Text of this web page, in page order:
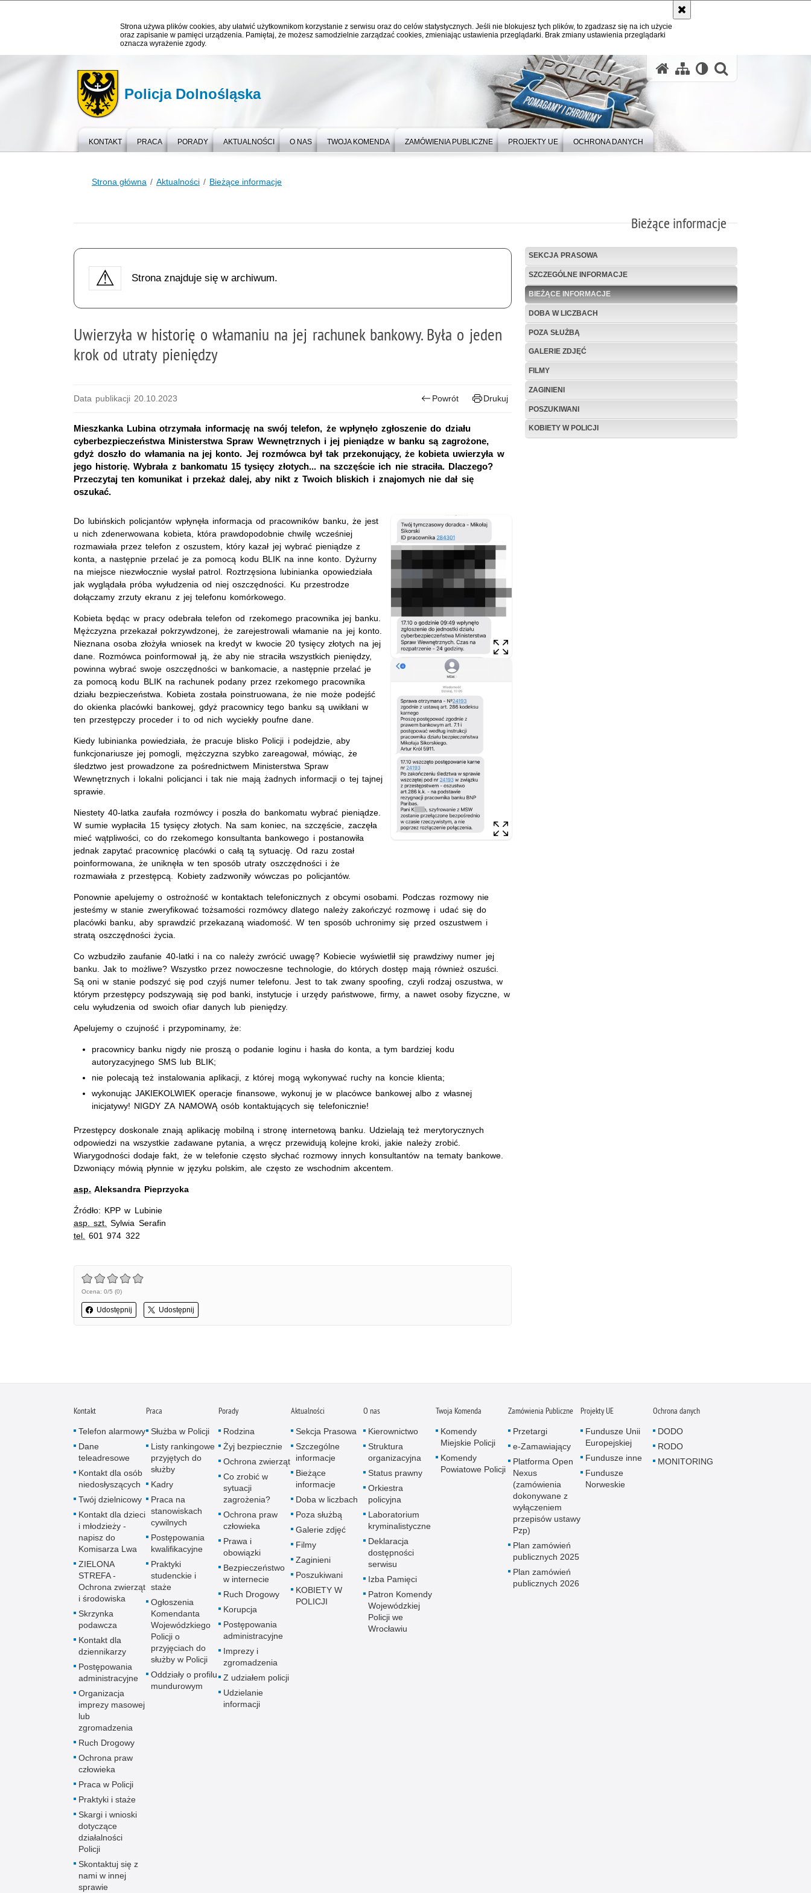
Strona używa plików cookies, aby ułatwić użytkownikom korzystanie z serwisu oraz do celów statystycznych. Jeśli nie blokujesz tych plików, to zgadzasz się na ich użycie
oraz zapisanie w pamięci urządzenia. Pamiętaj, że możesz samodzielnie zarządzać cookies, zmieniając ustawienia przeglądarki. Brak zmiany ustawienia przeglądarki
oznacza wyrażenie zgody.
Policja Dolnośląska
KONTAKT PRACA PORADY AKTUALNOŚCI O NAS TWOJA KOMENDA ZAMÓWIENIA PUBLICZNE PROJEKTY UE OCHRONA DANYCH
Strona główna Aktualności Bieżące informacje
Bieżące informacje
Strona znajduje się w archiwum.
Uwierzyła w historię o włamaniu na jej rachunek bankowy. Była o jeden
krok od utraty pieniędzy
Data publikacji 20.10.2023 Powrót Drukuj
Mieszkanka Lubina otrzymała informację na swój telefon, że wpłynęło zgłoszenie do działu
cyberbezpieczeństwa Ministerstwa Spraw Wewnętrznych i jej pieniądze w banku są zagrożone,
gdyż doszło do włamania na jej konto. Jej rozmówca był tak przekonujący, że kobieta uwierzyła w
jego historię. Wybrała z bankomatu 15 tysięcy złotych... na szczęście ich nie straciła. Dlaczego?
Przeczytaj ten komunikat i przekaż dalej, aby nikt z Twoich bliskich i znajomych nie dał się
oszukać.
Do lubińskich policjantów wpłynęła informacja od pracowników banku, że jest
u nich zdenerwowana kobieta, która prawdopodobnie chwilę wcześniej
rozmawiała przez telefon z oszustem, który kazał jej wybrać pieniądze z
konta, a następnie przelać je za pomocą kodu BLIK na inne konto. Dyżurny
na miejsce niezwłocznie wysłał patrol. Roztrzęsiona lubinianka opowiedziała
jak wyglądała próba wyłudzenia od niej oszczędności. Ku przestrodze
dołączamy zrzuty ekranu z jej telefonu komórkowego.
Kobieta będąc w pracy odebrała telefon od rzekomego pracownika jej banku.
Mężczyzna przekazał pokrzywdzonej, że zarejestrowali włamanie na jej konto.
Nieznana osoba złożyła wniosek na kredyt w kwocie 20 tysięcy złotych na jej
dane. Rozmówca poinformował ją, że aby nie straciła wszystkich pieniędzy,
powinna wybrać swoje oszczędności w bankomacie, a następnie przelać je
za pomocą kodu BLIK na rachunek podany przez rzekomego pracownika
działu bezpieczeństwa. Kobieta została poinstruowana, że nie może podejść
do okienka placówki bankowej, gdyż pracownicy tego banku są uwikłani w
ten przestępczy proceder i to od nich wyciekły poufne dane.
Kiedy lubinianka powiedziała, że pracuje blisko Policji i podejdzie, aby
funkcjonariusze jej pomogli, mężczyzna szybko zareagował, mówiąc, że
śledztwo jest prowadzone za pośrednictwem Ministerstwa Spraw
Wewnętrznych i lokalni policjanci i tak nie mają żadnych informacji o tej tajnej
sprawie.
Niestety 40-latka zaufała rozmówcy i poszła do bankomatu wybrać pieniądze.
W sumie wypłaciła 15 tysięcy złotych. Na sam koniec, na szczęście, zaczęła
mieć wątpliwości, co do rzekomego konsultanta bankowego i postanowiła
jednak zapytać pracownicę placówki o całą tą sytuację. Od razu został
poinformowana, że uniknęła w ten sposób utraty oszczędności i że
rozmawiała z przestępcą. Kobiety zadzwoniły wówczas po policjantów.
Ponownie apelujemy o ostrożność w kontaktach telefonicznych z obcymi osobami. Podczas rozmowy nie
jesteśmy w stanie zweryfikować tożsamości rozmówcy dlatego należy zakończyć rozmowę i udać się do
placówki banku, aby sprawdzić przekazaną wiadomość. W ten sposób uchronimy się przed oszustwem i
stratą oszczędności życia.
Co wzbudziło zaufanie 40-latki i na co należy zwrócić uwagę? Kobiecie wyświetlił się prawdziwy numer jej
banku. Jak to możliwe? Wszystko przez nowoczesne technologie, do których dostęp mają również oszuści.
Są oni w stanie podszyć się pod czyjś numer telefonu. Jest to tak zwany spoofing, czyli rodzaj oszustwa, w
którym przestępcy podszywają się pod banki, instytucje i urzędy państwowe, firmy, a nawet osoby fizyczne, w
celu wyłudzenia od swoich ofiar danych lub pieniędzy.
Apelujemy o czujność i przypominamy, że:
pracownicy banku nigdy nie proszą o podanie loginu i hasła do konta, a tym bardziej kodu
autoryzacyjnego SMS lub BLIK;
nie polecają też instalowania aplikacji, z której mogą wykonywać ruchy na koncie klienta;
wykonując JAKIEKOLWIEK operacje finansowe, wykonuj je w placówce bankowej albo z własnej
inicjatywy! NIGDY ZA NAMOWĄ osób kontaktujących się telefonicznie!
Przestępcy doskonale znają aplikację mobilną i stronę internetową banku. Udzielają też merytorycznych
odpowiedzi na wszystkie zadawane pytania, a wręcz przewidują kolejne kroki, jakie należy zrobić.
Wiarygodności dodaje fakt, że w telefonie często słychać rozmowy innych konsultantów na tematy bankowe.
Dzwoniący mówią płynnie w języku polskim, ale często ze wschodnim akcentem.
asp. Aleksandra Pieprzycka
Źródło: KPP w Lubinie
asp. szt.
Sylwia Serafin
tel.
601 974 322
Ocena: 0/5 (0)
Udostępnij Udostępnij
SEKCJA PRASOWA
SZCZEGÓLNE INFORMACJE
BIEŻĄCE INFORMACJE
DOBA W LICZBACH
POZA SŁUŻBĄ
GALERIE ZDJĘĆ
FILMY
ZAGINIENI
POSZUKIWANI
KOBIETY W POLICJI
Kontakt
Telefon alarmowy
Dane
teleadresowe
Kontakt dla osób
niedosłyszących
Twój dzielnicowy
Kontakt dla dzieci
i młodzieży -
napisz do
Komisarza Lwa
ZIELONA
STREFA -
Ochrona zwierząt
i środowiska
Skrzynka
podawcza
Kontakt dla
dziennikarzy
Postępowania
administracyjne
Organizacja
imprezy masowej
lub
zgromadzenia
Ruch Drogowy
Ochrona praw
człowieka
Praca w Policji
Praktyki i staże
Skargi i wnioski
dotyczące
działalności
Policji
Skontaktuj się z
nami w innej
sprawie
Praca
Służba w Policji
Listy rankingowe
przyjętych do
służby
Kadry
Praca na
stanowiskach
cywilnych
Postępowania
kwalifikacyjne
Praktyki
studenckie i
staże
Ogłoszenia
Komendanta
Wojewódzkiego
Policji o
przyjęciach do
służby w Policji
Oddziały o profilu
mundurowym
Porady
Rodzina
Żyj bezpiecznie
Ochrona zwierząt
Co zrobić w
sytuacji
zagrożenia?
Ochrona praw
człowieka
Prawa i
obowiązki
Bezpieczeństwo
w internecie
Ruch Drogowy
Korupcja
Postępowania
administracyjne
Imprezy i
zgromadzenia
Z udziałem policji
Udzielanie
informacji
Aktualności
Sekcja Prasowa
Szczególne
informacje
Bieżące
informacje
Doba w liczbach
Poza służbą
Galerie zdjęć
Filmy
Zaginieni
Poszukiwani
KOBIETY W
POLICJI
O nas
Kierownictwo
Struktura
organizacyjna
Status prawny
Orkiestra
policyjna
Laboratorium
kryminalistyczne
Deklaracja
dostępności
serwisu
Izba Pamięci
Patron Komendy
Wojewódzkiej
Policji we
Wrocławiu
Twoja Komenda
Komendy
Miejskie Policji
Komendy
Powiatowe Policji
Zamówienia Publiczne
Przetargi
e-Zamawiający
Platforma Open
Nexus
(zamówienia
dokonywane z
wyłączeniem
przepisów ustawy
Pzp)
Plan zamówień
publicznych 2025
Plan zamówień
publicznych 2026
Projekty UE
Fundusze Unii
Europejskiej
Fundusze inne
Fundusze
Norweskie
Ochrona danych
DODO
RODO
MONITORING